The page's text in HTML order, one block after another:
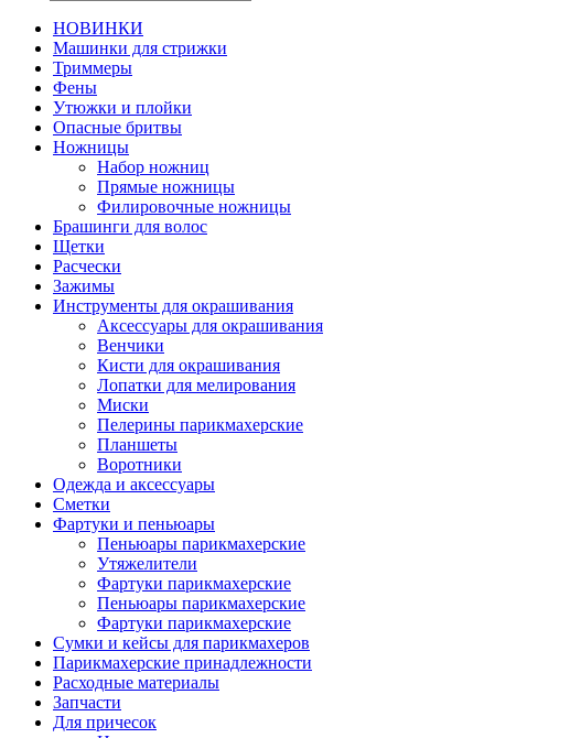
НОВИНКИ
Машинки для стрижки
Триммеры
Фены
Утюжки и плойки
Опасные бритвы
Ножницы
Набор ножниц
Прямые ножницы
Филировочные ножницы
Брашинги для волос
Щетки
Расчески
Зажимы
Инструменты для окрашивания
Аксессуары для окрашивания
Венчики
Кисти для окрашивания
Лопатки для мелирования
Миски
Пелерины парикмахерские
Планшеты
Воротники
Одежда и аксессуары
Сметки
Фартуки и пеньюары
Пеньюары парикмахерские
Утяжелители
Фартуки парикмахерские
Пеньюары парикмахерские
Фартуки парикмахерские
Сумки и кейсы для парикмахеров
Парикмахерские принадлежности
Расходные материалы
Запчасти
Для причесок